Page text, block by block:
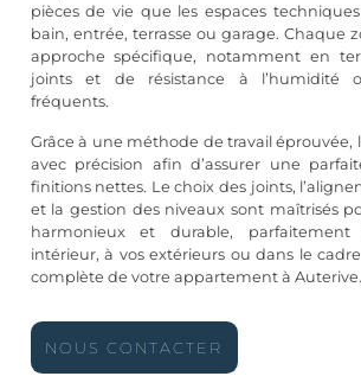
pièces de vie que les espaces
bain, entrée, terrasse ou garage. Chaque
approche spécifique, notamment en
joints et de résistance à l’humidité
fréquents.
Grâce à une méthode de travail éprouvée,
avec précision afin d’assurer une
finitions nettes. Le choix des joints,
et la gestion des niveaux sont maîtrisés
harmonieux et durable,
intérieur, à vos extérieurs ou dans le
complète de votre appartement à Auterive.
NOUS CONTACTER